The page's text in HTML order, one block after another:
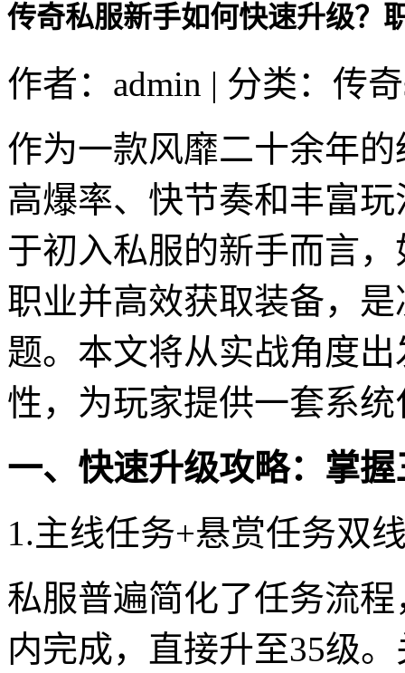
传奇私服新手如何快速升级？
作者：admin | 分类：传
作为一款风靡二十余年
高爆率、快节奏和丰富
于初入私服的新手而言
职业并高效获取装备，
题。本文将从实战角度
性，为玩家提供一套系
一、快速升级攻略：掌
1.主线任务+悬赏任务双
私服普遍简化了任务流
内完成，直接升至35级